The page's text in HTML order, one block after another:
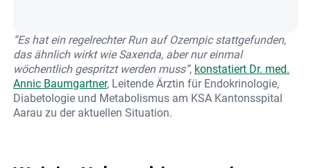
“Es hat ein regelrechter Run auf Ozempic stattgefunden,
das ähnlich wirkt wie Saxenda, aber nur einmal
wöchentlich gespritzt werden muss”, konstatiert Dr. med.
Annic Baumgartner, Leitende Ärztin für Endokrinologie,
Diabetologie und Metabolismus am KSA Kantonsspital
Aarau zu der aktuellen Situation.